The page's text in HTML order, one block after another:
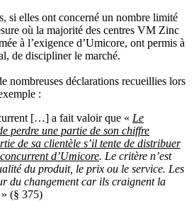
si elles ont concerné un nombre limité
où la majorité des centres VM Zinc
à l’exigence d’Umicore, ont permis à
de discipliner le marché.
nombreuses déclarations recueillies lors
:
[…] a fait valoir que « Le
perdre une partie de son chiffre
de sa clientèle s’il tente de distribuer
d’Umicore. Le critère n’est
du produit, le prix ou le service. Les
du changement car ils craignent la
» (§ 375)